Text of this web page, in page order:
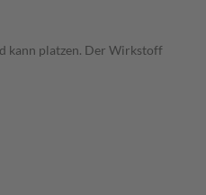
kann platzen. Der Wirkstoff